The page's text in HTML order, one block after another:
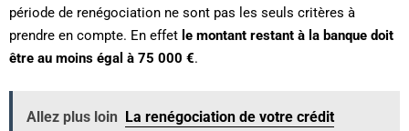
période de renégociation ne sont pas les seuls critères à
prendre en compte. En effet le montant restant à la banque doit
être au moins égal à 75 000 €.
Allez plus loin La renégociation de votre crédit